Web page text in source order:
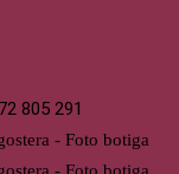
805 291